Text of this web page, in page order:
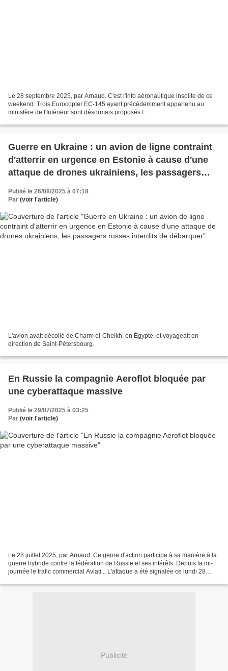
Le 28 septembre 2025, par Arnaud. C'est l'info aéronautique insolite de ce
weekend. Trois Eurocopter EC-145 ayant précédemment appartenu au
ministère de l'Intérieur sont désormais proposés I...
Guerre en Ukraine : un avion de ligne contraint
d'atterrir en urgence en Estonie à cause d'une
attaque de drones ukrainiens, les passagers
Publié le 26/08/2025 à 07:18
Par (voir l'article)
L'avion avait décollé de Charm el-Cheikh, en Égypte, et voyageait en
direction de Saint-Pétersbourg.
En Russie la compagnie Aeroflot bloquée par
une cyberattaque massive
Publié le 29/07/2025 à 03:25
Par (voir l'article)
Le 28 juillet 2025, par Arnaud. Ce genre d'action participe à sa manière à la
guerre hybride contre la fédération de Russie et ses intérêts. Depuis la mi-
journée le trafic commercial Aviati... L'attaque a été signalée ce lundi 28
Publicité